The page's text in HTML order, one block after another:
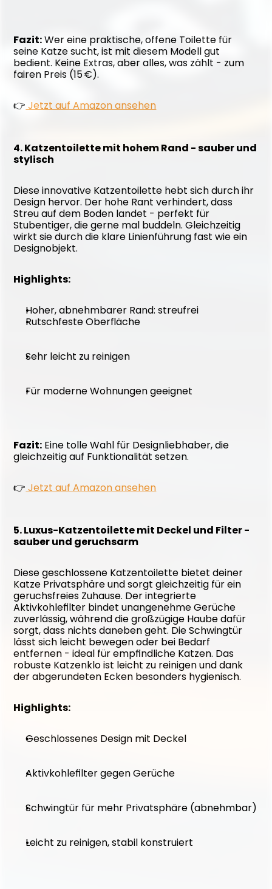
Fazit: Wer eine praktische, offene Toilette für
seine Katze sucht, ist mit diesem Modell gut
bedient. Keine Extras, aber alles, was zählt - zum
fairen Preis (15 €).
👉 Jetzt auf Amazon ansehen
4. Katzentoilette mit hohem Rand - sauber und
stylisch
Diese innovative Katzentoilette hebt sich durch ihr
Design hervor. Der hohe Rant verhindert, dass
Streu auf dem Boden landet - perfekt für
Stubentiger, die gerne mal buddeln. Gleichzeitig
wirkt sie durch die klare Linienführung fast wie ein
Designobjekt.
Highlights:
Hoher, abnehmbarer Rand: streufrei
Rutschfeste Oberfläche
Sehr leicht zu reinigen
Für moderne Wohnungen geeignet
Fazit: Eine tolle Wahl für Designliebhaber, die
gleichzeitig auf Funktionalität setzen.
👉 Jetzt auf Amazon ansehen
5. Luxus-Katzentoilette mit Deckel und Filter -
sauber und geruchsarm
Diese geschlossene Katzentoilette bietet deiner
Katze Privatsphäre und sorgt gleichzeitig für ein
geruchsfreies Zuhause. Der integrierte
Aktivkohlefilter bindet unangenehme Gerüche
zuverlässig, während die großzügige Haube dafür
sorgt, dass nichts daneben geht. Die Schwingtür
lässt sich leicht bewegen oder bei Bedarf
entfernen - ideal für empfindliche Katzen. Das
robuste Katzenklo ist leicht zu reinigen und dank
der abgerundeten Ecken besonders hygienisch.
Highlights:
Geschlossenes Design mit Deckel
Aktivkohlefilter gegen Gerüche
Schwingtür für mehr Privatsphäre (abnehmbar)
Leicht zu reinigen, stabil konstruiert